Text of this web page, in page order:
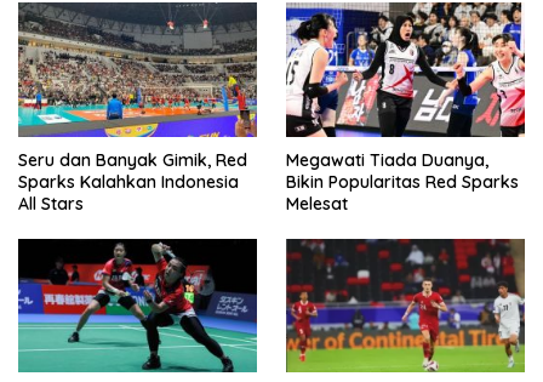
Seru dan Banyak Gimik, Red
Sparks Kalahkan Indonesia
All Stars
Megawati Tiada Duanya,
Bikin Popularitas Red Sparks
Melesat